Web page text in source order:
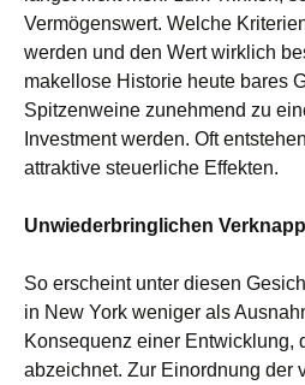
Vermögenswert. Welche
werden und den Wert wirklich
makellose Historie heute bares
Spitzenweine zunehmend zu
Investment werden. Oft
attraktive steuerliche Effekten.
Unwiederbringlichen
So erscheint unter diesen
in New York weniger als
Konsequenz einer Entwicklung,
abzeichnet. Zur Einordnung der